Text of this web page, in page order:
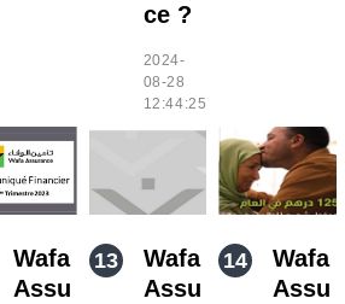
ce ?
2024-
08-28
12:44:25
Wafa
Assu
Wafa
Assu
Wafa
Assu